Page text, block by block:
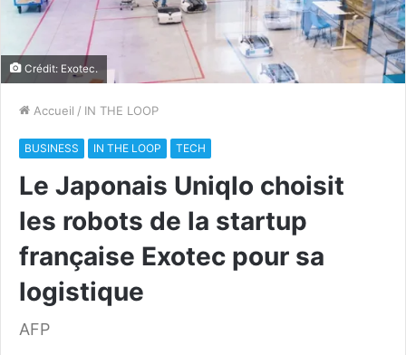
Crédit: Exotec.
Accueil / IN THE LOOP
BUSINESS IN THE LOOP TECH
Le Japonais Uniqlo choisit
les robots de la startup
française Exotec pour sa
logistique
AFP